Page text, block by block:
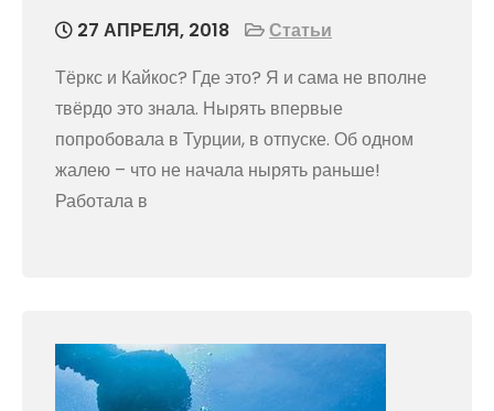
27 АПРЕЛЯ, 2018
Статьи
Тёркс и Кайкос? Где это? Я и сама не вполне
твёрдо это знала. Нырять впервые
попробовала в Турции, в отпуске. Об одном
жалею – что не начала нырять раньше!
Работала в